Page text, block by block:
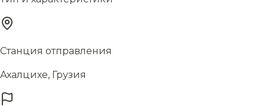
Станция отправления
Ахалцихе, Грузия